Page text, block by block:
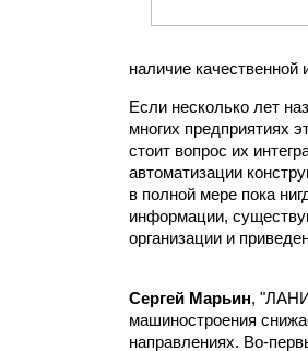
наличие
Если несколько лет
многих предприятиях
стоит вопрос их
автоматизации
в полной мере пока
информации,
организации и
Сергей Марьин,
машиностроения
направлениях. Во-